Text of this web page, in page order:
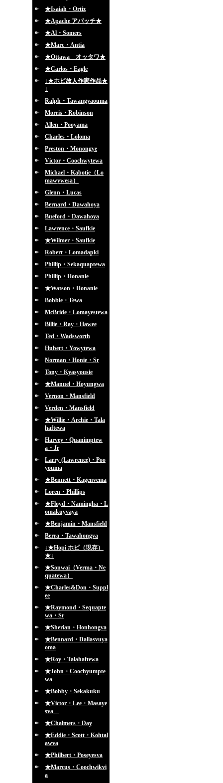
★Isaiah・Ortiz
★Apache アパッチ★
★Al・Somers
★Marc・Antia
★Ottawa オッタワ★
★Carlos・Eagle
↓★ホピ故人作家作品★
↓
Ralph・Tawangyaouma
Morris・Robinson
Allen・Pooyama
Charles・Loloma
Preston・Monongye
Victor・Coochwytewa
Michael・Kabotie（Lo
mawywesa）
Glenn・Lucas
Bernard・Dawahoya
Bueford・Dawahoya
Lawrence・Saufkie
★Wilmer・Saufkie
Robert・Lomadapki
Phillip・Sekaquaptewa
Phillip・Honanie
★Watson・Honanie
Bobbie・Tewa
McBride・Lomayestewa
Billie・Ray・Hawee
Ted・Wadsworth
Hubert・Yowytewa
Norman・Honie・Sr
Tony・Kyasyousie
★Manuel・Hoyungwa
Vernon・Mansfield
Verden・Mansfield
★Willie・Archie・Tala
haftewa
Harvey・Quanimptew
a・Jr
Larry (Lawrence)・Poo
youma
★Bennett・Kagenvema
Loren・Phillips
★Floyd・Namingha・L
omakuyvaya
★Benjamin・Mansfield
Berra・Tawahongva
↓★Hopi ホピ（現存）
★↓
★Sonwai（Verma・Ne
quatewa）
★Charles&Don・Suppl
ee
★Raymond・Sequapte
wa・Sr
★Sherian・Honhongva
★Bennard・Dallasvuya
oma
★Roy・Talahaftewa
★John・Coochyumpte
wa
★Bobby・Sekakuku
★Victor・Lee・Masaye
sva
★Chalmers・Day
★Eddie・Scott・Kohtal
awva
★Philbert・Poseyesva
★Marcus・Coochwikvi
a